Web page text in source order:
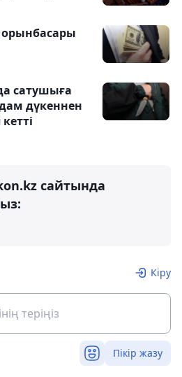
сатушыға
дүкеннен
сайтында
Кіру
Пікір жазу